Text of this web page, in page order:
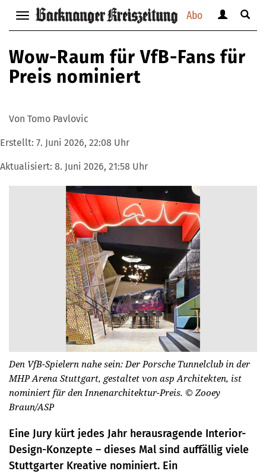
Abo
Navigation
anzeigen
verbergen
anzeigen
verbergen
Suche
Wow-Raum für VfB-Fans für
Preis nominiert
Von Tomo Pavlovic
Erstellt: 7. Juni 2026, 22:08 Uhr
Aktualisiert: 8. Juni 2026, 21:58 Uhr
Den VfB-Spielern nahe sein: Der Porsche Tunnelclub in der
MHP Arena Stuttgart, gestaltet von asp Architekten, ist
nominiert für den Innenarchitektur-Preis. © Zooey
Braun/ASP
Eine Jury kürt jedes Jahr herausragende Interior-
Design-Konzepte – dieses Mal sind auffällig viele
Stuttgarter Kreative nominiert. Ein